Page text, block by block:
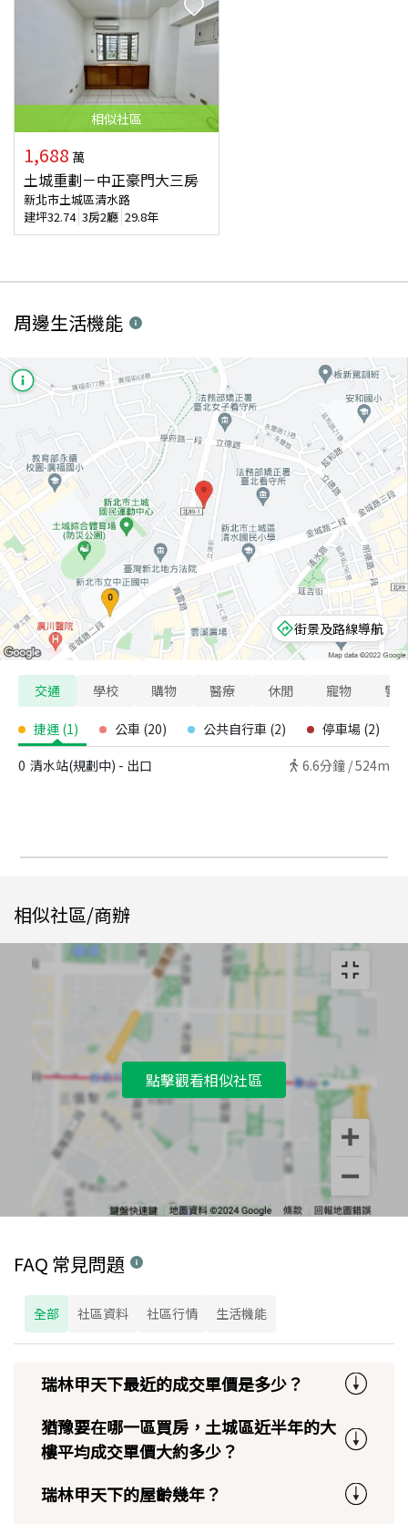
相似社區
1,688 萬
土城重劃－中正豪門大三房
新北市土城區清水路
建坪32.74 3房2廳 29.8年
周邊生活機能
街景及路線導航
交通 學校 購物 醫療 休閒 寵物 警
捷運 (1) 公車 (20) 公共自行車 (2) 停車場 (2)
0 清水站(規劃中) - 出口 6.6分鐘 /524m
相似社區/商辦
點擊觀看相似社區
FAQ 常見問題
全部 社區資料 社區行情 生活機能
瑞林甲天下最近的成交單價是多少？
猶豫要在哪一區買房，土城區近半年的大
樓平均成交單價大約多少？
瑞林甲天下的屋齡幾年？